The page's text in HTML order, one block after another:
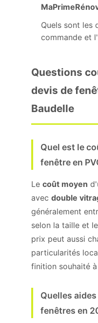
Quels sont les
commande et
Questions
devis de
Baudelle
Quel est le
fenêtre en
Le coût moyen
avec double
généralement
selon la taille et
prix peut aussi
particularités
finition souhaité
Quelles
fenêtres en